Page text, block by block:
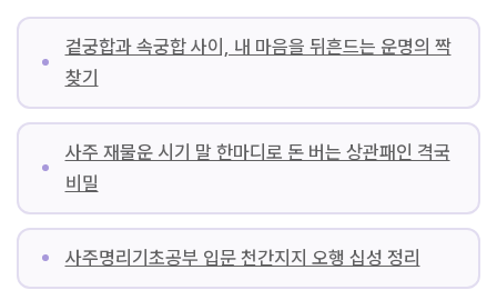
겉궁합과 속궁합 사이, 내 마음을 뒤흔드는 운명의 짝
찾기
사주 재물운 시기 말 한마디로 돈 버는 상관패인 격국
비밀
사주명리기초공부 입문 천간지지 오행 십성 정리